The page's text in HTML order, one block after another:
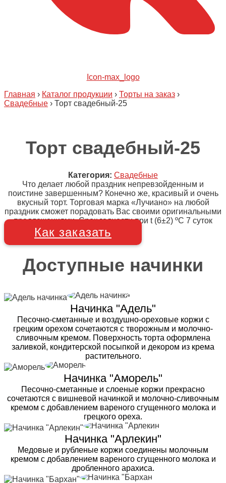
Icon-max_logo
Главная › Каталог продукции › Торты на заказ ›
Свадебные › Торт свадебный-25
Торт свадебный-25
Категория: Свадебные
Что делает любой праздник непревзойденным и
поистине завершенным? Конечно же, красивый и очень
вкусный торт. Торговая марка «Лучиано» на любой
праздник сможет порадовать Вас своими оригинальными
предложениями. Срок годности при t (6±2) ºC 7 суток
Как заказать
Доступные начинки
Начинка "Адель"
Песочно-сметанные и воздушно-ореховые коржи с
грецким орехом сочетаются с творожным и молочно-
сливочным кремом. Поверхность торта оформлена
заливкой, кондитерской посыпкой и декором из крема
растительного.
Начинка "Аморель"
Песочно-сметанные и слоеные коржи прекрасно
сочетаются с вишневой начинкой и молочно-сливочным
кремом с добавлением вареного сгущенного молока и
грецкого ореха.
Начинка "Арлекин"
Медовые и рубленые коржи соединены молочным
кремом с добавлением вареного сгущенного молока и
дробленного арахиса.